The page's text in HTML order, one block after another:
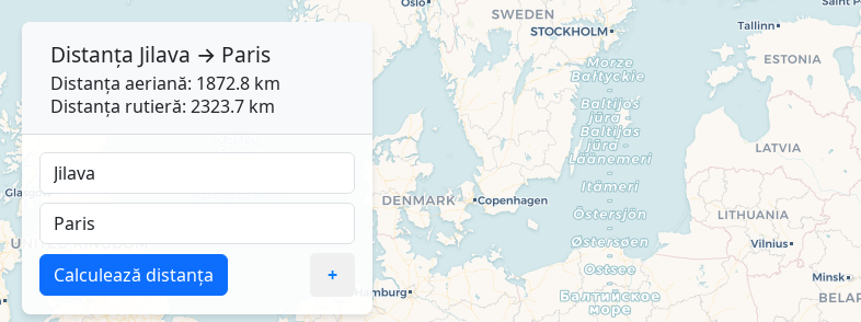
Distanța Jilava → Paris
Distanța aeriană: 1872.8 km
Distanța rutieră: 2323.7 km
Calculează distanța +